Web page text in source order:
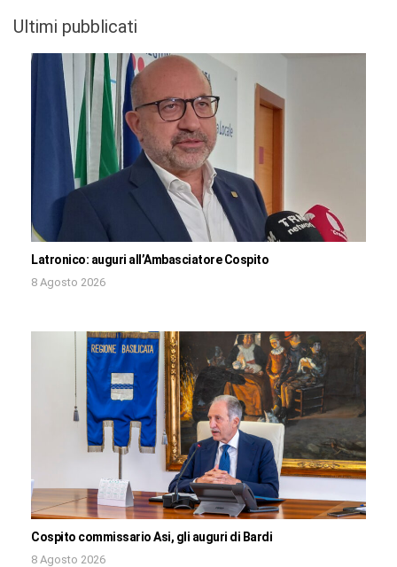
Ultimi pubblicati
Latronico: auguri all’Ambasciatore Cospito
8 Agosto 2026
Cospito commissario Asi, gli auguri di Bardi
8 Agosto 2026